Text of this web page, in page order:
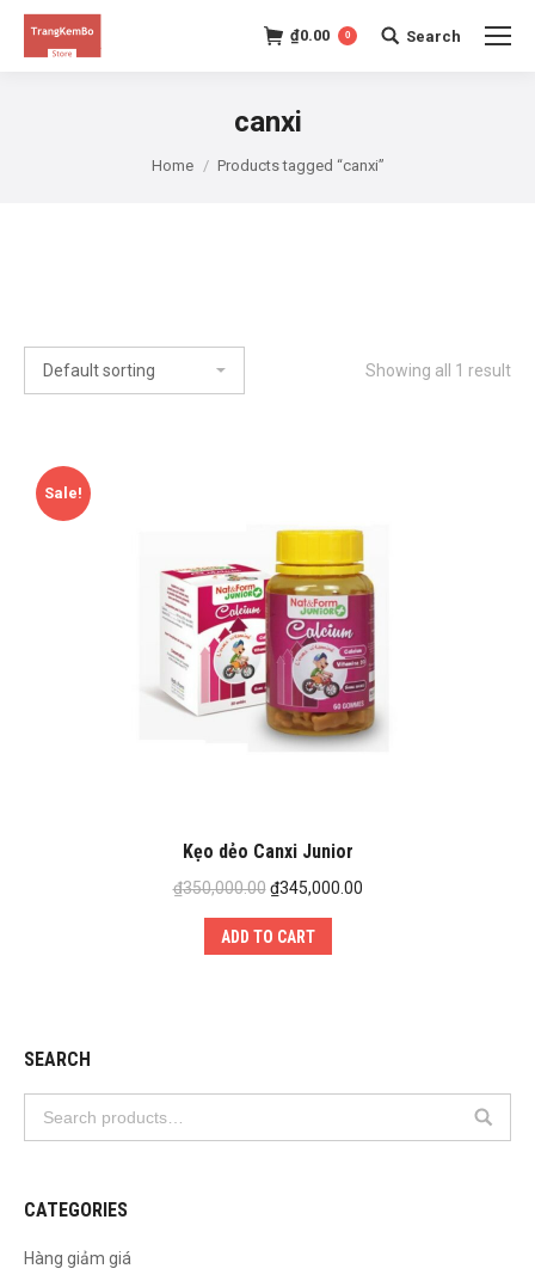
₫0.00 0 Search:
Search
canxi
Home Products tagged “canxi”
Showing all 1 result
Sale!
Kẹo dẻo Canxi Junior
₫350,000.00 ₫345,000.00
ADD TO CART
SEARCH
CATEGORIES
Hàng giảm giá